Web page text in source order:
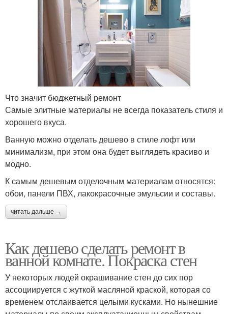
Что значит бюджетный ремонт
Самые элитные материалы не всегда показатель стиля и
хорошего вкуса.
Ванную можно отделать дешево в стиле лофт или
минимализм, при этом она будет выглядеть красиво и
модно.
К самым дешевым отделочным материалам относятся:
обои, панели ПВХ, лакокрасочные эмульсии и составы.
читать дальше →
Как дешево сделать ремонт в
ванной комнате. Покраска стен
У некоторых людей окрашивание стен до сих пор
ассоциируется с жуткой масляной краской, которая со
временем отслаивается целыми кусками. Но нынешние